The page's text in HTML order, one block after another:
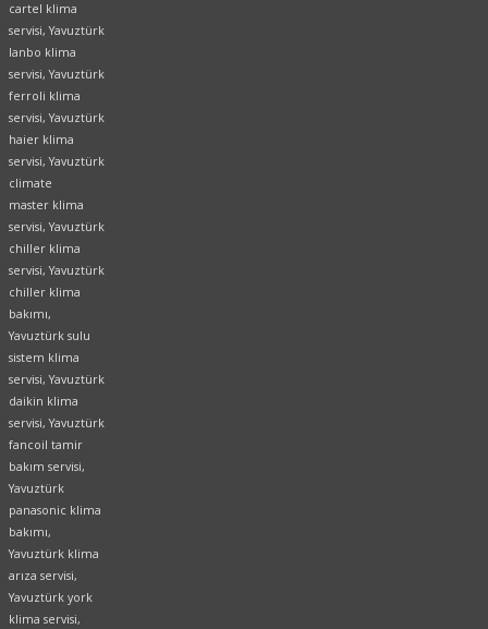
cartel klima
servisi, Yavuztürk
lanbo klima
servisi, Yavuztürk
ferroli klima
servisi, Yavuztürk
haier klima
servisi, Yavuztürk
climate
master klima
servisi, Yavuztürk
chiller klima
servisi, Yavuztürk
chiller klima
bakımı,
Yavuztürk sulu
sistem klima
servisi, Yavuztürk
daikin klima
servisi, Yavuztürk
fancoil tamir
bakım servisi,
Yavuztürk
panasonic klima
bakımı,
Yavuztürk klima
arıza servisi,
Yavuztürk york
klima servisi,